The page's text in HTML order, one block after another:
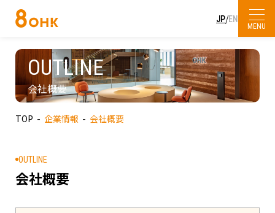
JP/EN
MENU
会社概要
企業理念
人権方針・コンプライアンス憲章
サービスエリア・中継局
杜の街本社
プレスリリース
放送・イベント
KURUN HALL
OHKハウジング
SDGs・社会貢献
お問い合わせ
OUTLINE
会社概要
TOP 企業情報 会社概要
OUTLINE
会社概要